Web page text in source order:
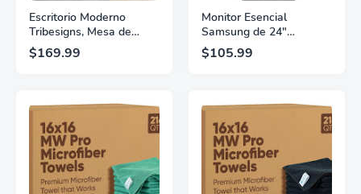
Escritorio Moderno
Tribesigns, Mesa de
Oficina Grande de 63 x
31.5 pulgadas, Escritorio
Estación de Trabajo para
Oficina en Casa, Marco
de Metal Vintage Negro
$169.99
Monitor Esencial
Samsung de 24"
(S30GD) con Panel IPS y
Soporte de Inclinación,
Ergonómico, Cuidado
Ocular Avanzado, Modo
Juego,
LS24D304GANXZA
$105.99